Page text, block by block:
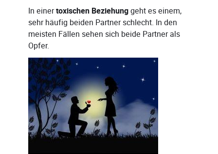
In einertoxischen Beziehunggeht es einem,
sehr häufig beiden Partner schlecht. In den
meisten Fällen sehen sich beide Partner als
Opfer.